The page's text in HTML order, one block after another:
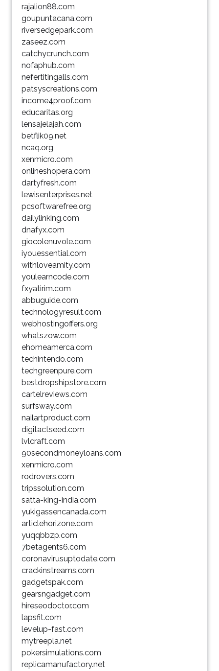
rajalion88.com
goupuntacana.com
riversedgepark.com
zaseez.com
catchycrunch.com
nofaphub.com
nefertitingalls.com
patsyscreations.com
income4proof.com
educaritas.org
lensajelajah.com
betflik09.net
ncaq.org
xenmicro.com
onlineshopera.com
dartyfresh.com
lewisenterprises.net
pcsoftwarefree.org
dailylinking.com
dnafyx.com
giocolenuvole.com
iyouessential.com
withloveamity.com
youlearncode.com
fxyatirim.com
abbuguide.com
technologyresult.com
webhostingoffers.org
whatszow.com
ehomeamerca.com
techintendo.com
techgreenpure.com
bestdropshipstore.com
cartelreviews.com
surfsway.com
nailartproduct.com
digitactseed.com
lvlcraft.com
90secondmoneyloans.com
xenmicro.com
rodrovers.com
tripssolution.com
satta-king-india.com
yukigassencanada.com
articlehorizone.com
yuqqbbzp.com
7betagents6.com
coronavirusuptodate.com
crackinstreams.com
gadgetspak.com
gearsngadget.com
hireseodoctor.com
lapsfit.com
levelup-fast.com
mytreepla.net
pokersimulations.com
replicamanufactory.net